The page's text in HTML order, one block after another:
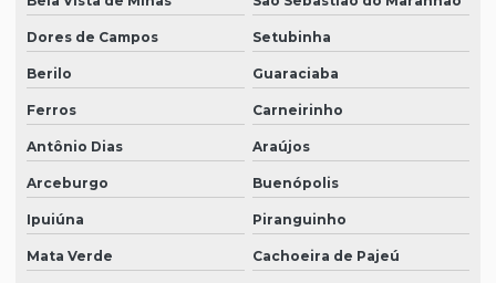
Dores de Campos Setubinha
Berilo Guaraciaba
Ferros Carneirinho
Antônio Dias Araújos
Arceburgo Buenópolis
Ipuiúna Piranguinho
Mata Verde Cachoeira de Pajeú